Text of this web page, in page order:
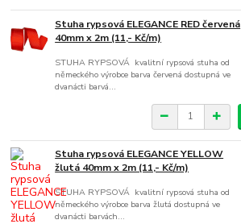
Stuha rypsová ELEGANCE RED červená
40mm x 2m (11,- Kč/m)
STUHA RYPSOVÁ kvalitní rypsová stuha od
německého výrobce barva červená dostupná ve
dvanácti barvá...
Stuha rypsová ELEGANCE YELLOW
žlutá 40mm x 2m (11,- Kč/m)
STUHA RYPSOVÁ kvalitní rypsová stuha od
německého výrobce barva žlutá dostupná ve
dvanácti barvách...